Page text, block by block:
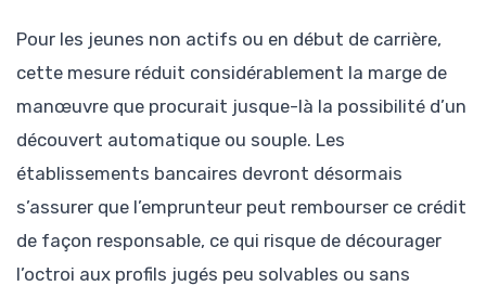
Pour les jeunes non actifs ou en début de carrière,
cette mesure réduit considérablement la marge de
manœuvre que procurait jusque-là la possibilité d’un
découvert automatique ou souple. Les
établissements bancaires devront désormais
s’assurer que l’emprunteur peut rembourser ce crédit
de façon responsable, ce qui risque de décourager
l’octroi aux profils jugés peu solvables ou sans